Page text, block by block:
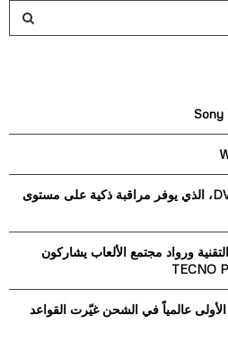
C
H
أطلقت Synology جهاز DVA7400، الذي يوفر مراقبة ذكية على مستوى
ورواد مجتمع الألعاب يشاركون
الأولى عالمياً في الشحن غيّرت القواعد